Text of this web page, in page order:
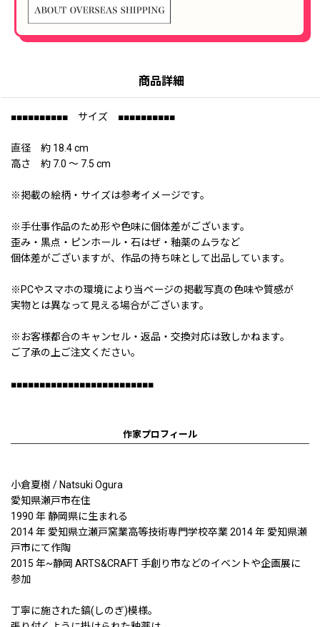
商品詳細
■■■■■■■■■■ サイズ ■■■■■■■■■■
直径 約 18.4 cm
高さ 約 7.0 〜 7.5 cm
※掲載の絵柄・サイズは参考イメージです。
※手仕事作品のため形や色味に個体差がございます。
歪み・黒点・ピンホール・石はぜ・釉薬のムラなど
個体差がございますが、作品の持ち味として出品しています。
※PCやスマホの環境により当ページの掲載写真の色味や質感が
実物とは異なって見える場合がございます。
※お客様都合のキャンセル・返品・交換対応は致しかねます。
ご了承の上ご注文ください。
■■■■■■■■■■■■■■■■■■■■■■■■■
作家プロフィール
小倉夏樹 / Natsuki Ogura
愛知県瀬戸市在住
1990 年 静岡県に生まれる
2014 年 愛知県立瀬戸窯業高等技術専門学校卒業 2014 年 愛知県瀬
戸市にて作陶
2015 年~静岡 ARTS&CRAFT 手創り市などのイベントや企画展に
参加
丁寧に施された鎬(しのぎ)模様。